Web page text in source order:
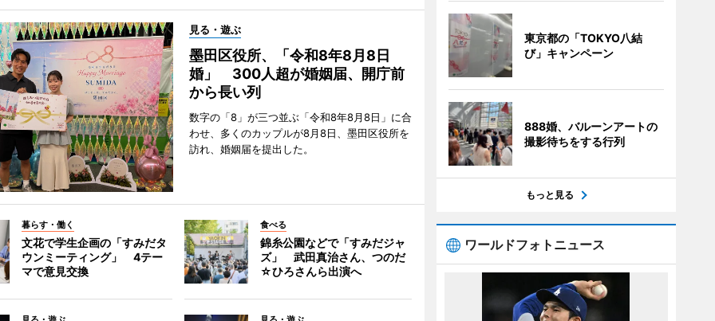
見る・遊ぶ
墨田区役所、「令和8年8月8日
婚」 300人超が婚姻届、開庁前
から長い列
数字の「8」が三つ並ぶ「令和8年8月8日」に合
わせ、多くのカップルが8月8日、墨田区役所を
訪れ、婚姻届を提出した。
暮らす・働く
文花で学生企画の「すみだタ
ウンミーティング」 4テー
マで意見交換
食べる
錦糸公園などで「すみだジャ
ズ」 武田真治さん、つのだ
☆ひろさんら出演へ
東京都の「TOKYO八結
び」キャンペーン
888婚、バルーンアートの
撮影待ちをする行列
もっと見る
ワールドフォトニュース